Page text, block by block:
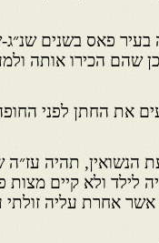
בעיר פאס בשנים
שהם הכירו אותה
את החתן לפני החופה
הנשואין, תהיה
ולא קיים מצות
אשר אחרת עליה